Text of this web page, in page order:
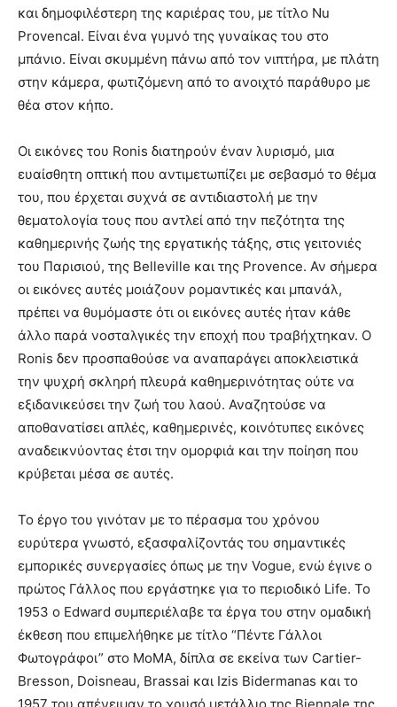
και δημοφιλέστερη της καριέρας του, με τίτλο Nu
Provencal. Είναι ένα γυμνό της γυναίκας του στο
μπάνιο. Είναι σκυμμένη πάνω από τον νιπτήρα, με πλάτη
στην κάμερα, φωτιζόμενη από το ανοιχτό παράθυρο με
θέα στον κήπο.
Οι εικόνες του Ronis διατηρούν έναν λυρισμό, μια
ευαίσθητη οπτική που αντιμετωπίζει με σεβασμό το θέμα
του, που έρχεται συχνά σε αντιδιαστολή με την
θεματολογία τους που αντλεί από την πεζότητα της
καθημερινής ζωής της εργατικής τάξης, στις γειτονιές
του Παρισιού, της Belleville και της Provence. Αν σήμερα
οι εικόνες αυτές μοιάζουν ρομαντικές και μπανάλ,
πρέπει να θυμόμαστε ότι οι εικόνες αυτές ήταν κάθε
άλλο παρά νοσταλγικές την εποχή που τραβήχτηκαν. Ο
Ronis δεν προσπαθούσε να αναπαράγει αποκλειστικά
την ψυχρή σκληρή πλευρά καθημερινότητας ούτε να
εξιδανικεύσει την ζωή του λαού. Αναζητούσε να
αποθανατίσει απλές, καθημερινές, κοινότυπες εικόνες
αναδεικνύοντας έτσι την ομορφιά και την ποίηση που
κρύβεται μέσα σε αυτές.
Το έργο του γινόταν με το πέρασμα του χρόνου
ευρύτερα γνωστό, εξασφαλίζοντάς του σημαντικές
εμπορικές συνεργασίες όπως με την Vogue, ενώ έγινε ο
πρώτος Γάλλος που εργάστηκε για το περιοδικό Life. Το
1953 ο Edward συμπεριέλαβε τα έργα του στην ομαδική
έκθεση που επιμελήθηκε με τίτλο “Πέντε Γάλλοι
Φωτογράφοι” στο ΜοΜΑ, δίπλα σε εκείνα των Cartier-
Bresson, Doisneau, Brassai και Izis Bidermanas και το